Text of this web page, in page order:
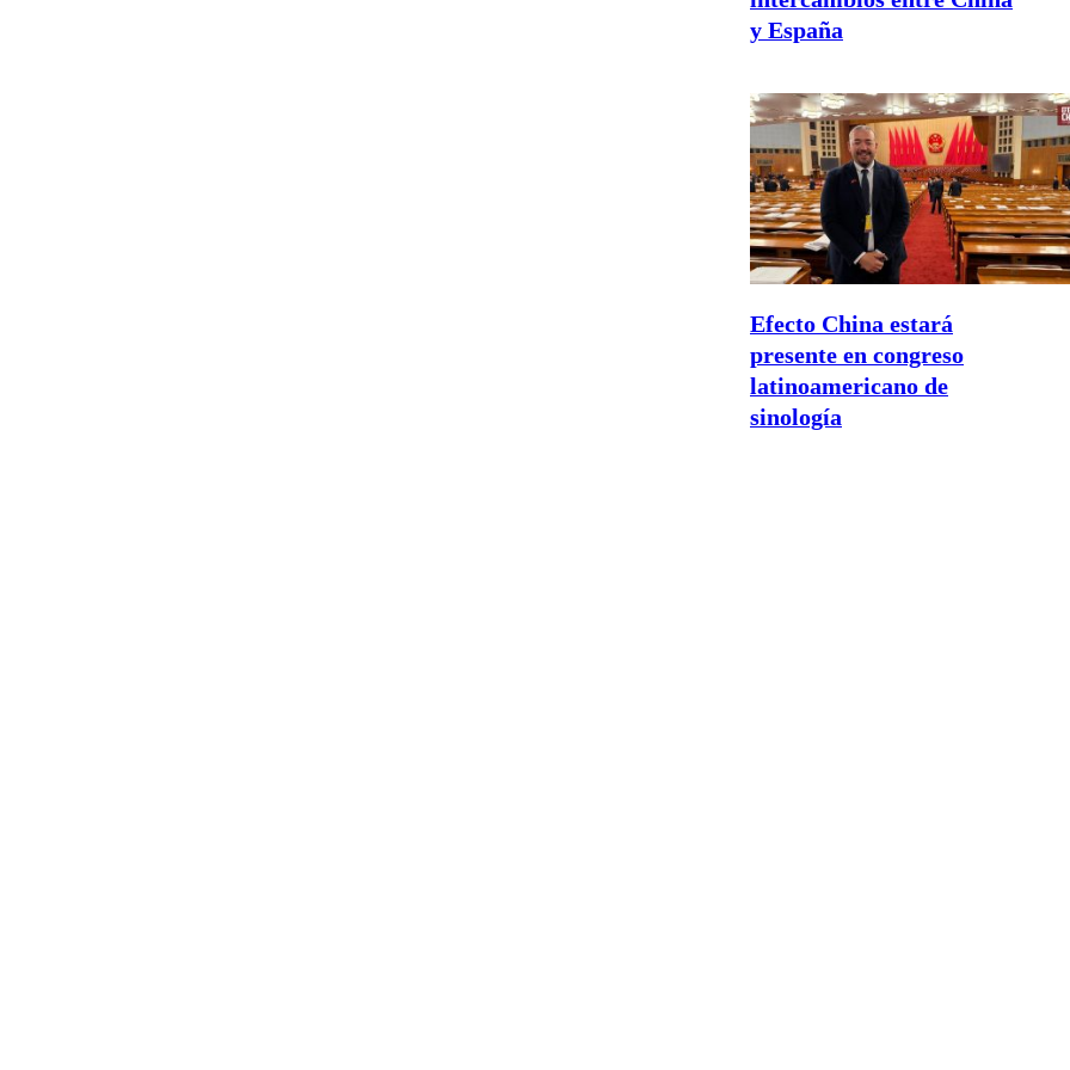
y España
Efecto China estará
presente en congreso
latinoamericano de
sinología